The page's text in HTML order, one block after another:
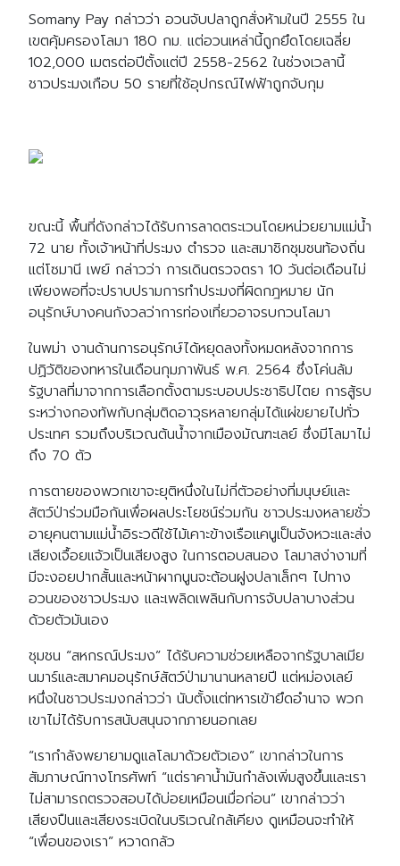
Somany Pay กล่าวว่า อวนจับปลาถูกสั่งห้ามในปี 2555 ใน
เขตคุ้มครองโลมา 180 กม. แต่อวนเหล่านี้ถูกยึดโดยเฉลี่ย
102,000 เมตรต่อปีตั้งแต่ปี 2558-2562 ในช่วงเวลานี้
ชาวประมงเกือบ 50 รายที่ใช้อุปกรณ์ไฟฟ้าถูกจับกุม
ขณะนี้ พื้นที่ดังกล่าวได้รับการลาดตระเวนโดยหน่วยยามแม่น้ำ
72 นาย ทั้งเจ้าหน้าที่ประมง ตำรวจ และสมาชิกชุมชนท้องถิ่น
แต่โซมานี เพย์ กล่าวว่า การเดินตรวจตรา 10 วันต่อเดือนไม่
เพียงพอที่จะปราบปรามการทำประมงที่ผิดกฎหมาย นัก
อนุรักษ์บางคนกังวลว่าการท่องเที่ยวอาจรบกวนโลมา
ในพม่า งานด้านการอนุรักษ์ได้หยุดลงทั้งหมดหลังจากการ
ปฏิวัติของทหารในเดือนกุมภาพันธ์ พ.ศ. 2564 ซึ่งโค่นล้ม
รัฐบาลที่มาจากการเลือกตั้งตามระบอบประชาธิปไตย การสู้รบ
ระหว่างกองทัพกับกลุ่มติดอาวุธหลายกลุ่มได้แผ่ขยายไปทั่ว
ประเทศ รวมถึงบริเวณต้นน้ำจากเมืองมัณฑะเลย์ ซึ่งมีโลมาไม่
ถึง 70 ตัว
การตายของพวกเขาจะยุติหนึ่งในไม่กี่ตัวอย่างที่มนุษย์และ
สัตว์ป่าร่วมมือกันเพื่อผลประโยชน์ร่วมกัน ชาวประมงหลายชั่ว
อายุคนตามแม่น้ำอิระวดีใช้ไม้เคาะข้างเรือแคนูเป็นจังหวะและส่ง
เสียงเจื้อยแจ้วเป็นเสียงสูง ในการตอบสนอง โลมาสง่างามที่
มีจะงอยปากสั้นและหน้าผากนูนจะต้อนฝูงปลาเล็กๆ ไปทาง
อวนของชาวประมง และเพลิดเพลินกับการจับปลาบางส่วน
ด้วยตัวมันเอง
ชุมชน “สหกรณ์ประมง” ได้รับความช่วยเหลือจากรัฐบาลเมีย
นมาร์และสมาคมอนุรักษ์สัตว์ป่ามานานหลายปี แต่หม่องเลย์
หนึ่งในชาวประมงกล่าวว่า นับตั้งแต่ทหารเข้ายึดอำนาจ พวก
เขาไม่ได้รับการสนับสนุนจากภายนอกเลย
“เรากำลังพยายามดูแลโลมาด้วยตัวเอง” เขากล่าวในการ
สัมภาษณ์ทางโทรศัพท์ “แต่ราคาน้ำมันกำลังเพิ่มสูงขึ้นและเรา
ไม่สามารถตรวจสอบได้บ่อยเหมือนเมื่อก่อน” เขากล่าวว่า
เสียงปืนและเสียงระเบิดในบริเวณใกล้เคียง ดูเหมือนจะทำให้
“เพื่อนของเรา” หวาดกลัว